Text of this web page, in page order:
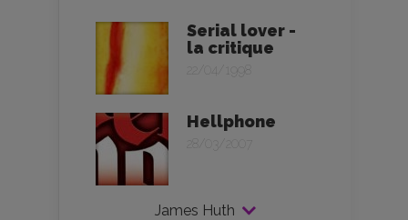
Serial lover -
la critique
22/04/1998
Hellphone
28/03/2007
James Huth